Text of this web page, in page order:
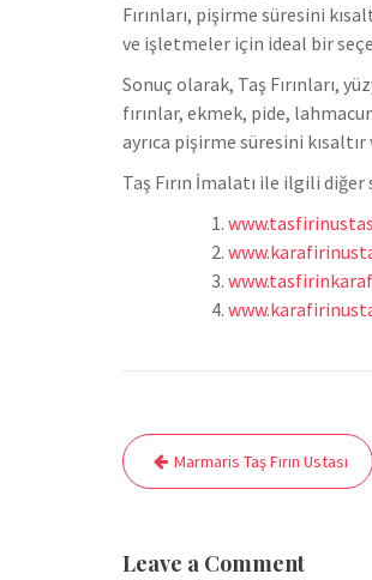
Fırınları, pişirme süresini
ve işletmeler için ideal bir
Sonuç olarak, Taş Fırınları,
fırınlar, ekmek, pide,
ayrıca pişirme süresini
Taş Fırın İmalatı ile ilgili
Yazı
gezinmesi
Marmaris Taş Fırın Ustası
Leave a Comment